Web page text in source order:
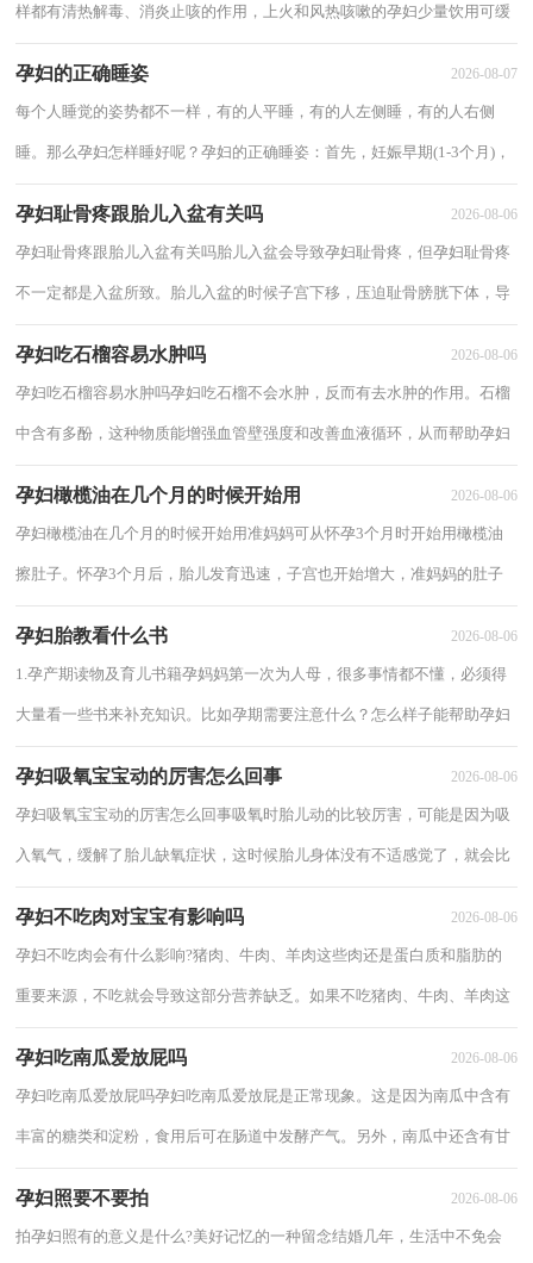
样都有清热解毒、消炎止咳的作用，上火和风热咳嗽的孕妇少量饮用可缓
孕妇的正确睡姿 2026-08-07
每个人睡觉的姿势都不一样，有的人平睡，有的人左侧睡，有的人右侧
睡。那么孕妇怎样睡好呢？孕妇的正确睡姿：首先，妊娠早期(1-3个月)，
孕妇耻骨疼跟胎儿入盆有关吗 2026-08-06
孕妇耻骨疼跟胎儿入盆有关吗胎儿入盆会导致孕妇耻骨疼，但孕妇耻骨疼
不一定都是入盆所致。胎儿入盆的时候子宫下移，压迫耻骨膀胱下体，导
孕妇吃石榴容易水肿吗 2026-08-06
孕妇吃石榴容易水肿吗孕妇吃石榴不会水肿，反而有去水肿的作用。石榴
中含有多酚，这种物质能增强血管壁强度和改善血液循环，从而帮助孕妇
孕妇橄榄油在几个月的时候开始用 2026-08-06
孕妇橄榄油在几个月的时候开始用准妈妈可从怀孕3个月时开始用橄榄油
擦肚子。怀孕3个月后，胎儿发育迅速，子宫也开始增大，准妈妈的肚子
孕妇胎教看什么书 2026-08-06
1.孕产期读物及育儿书籍孕妈妈第一次为人母，很多事情都不懂，必须得
大量看一些书来补充知识。比如孕期需要注意什么？怎么样子能帮助孕妇
孕妇吸氧宝宝动的厉害怎么回事 2026-08-06
孕妇吸氧宝宝动的厉害怎么回事吸氧时胎儿动的比较厉害，可能是因为吸
入氧气，缓解了胎儿缺氧症状，这时候胎儿身体没有不适感觉了，就会比
孕妇不吃肉对宝宝有影响吗 2026-08-06
孕妇不吃肉会有什么影响?猪肉、牛肉、羊肉这些肉还是蛋白质和脂肪的
重要来源，不吃就会导致这部分营养缺乏。如果不吃猪肉、牛肉、羊肉这
孕妇吃南瓜爱放屁吗 2026-08-06
孕妇吃南瓜爱放屁吗孕妇吃南瓜爱放屁是正常现象。这是因为南瓜中含有
丰富的糖类和淀粉，食用后可在肠道中发酵产气。另外，南瓜中还含有甘
孕妇照要不要拍 2026-08-06
拍孕妇照有的意义是什么?美好记忆的一种留念结婚几年，生活中不免会